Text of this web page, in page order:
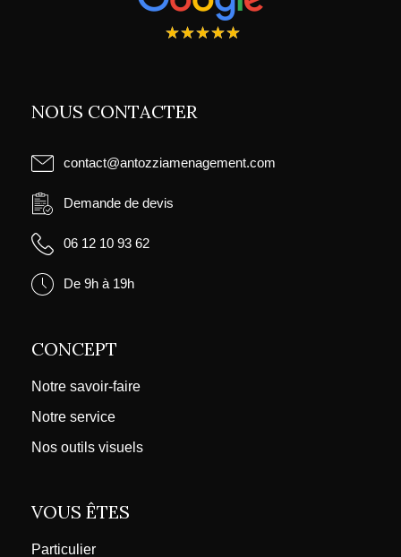
★★★★★
NOUS CONTACTER
contact@antozziamenagement.com
Demande de devis
06 12 10 93 62
De 9h à 19h
CONCEPT
Notre savoir-faire
Notre service
Nos outils visuels
VOUS ÊTES
Particulier